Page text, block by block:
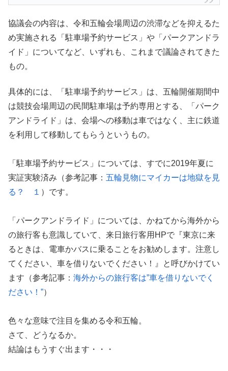
協議会の内容は、令和五輪会場周辺の渋滞などを抑えるた
め実施される「駐車場予約サービス」や「パークアンドラ
イド」についてなど、いずれも、これまで議論されてきた
もの。
具体的には、「駐車場予約サービス」は、五輪開催期間中
は競技会場周辺の民間駐車場は予約専用とする、「パーク
アンドライド」は、会場への移動は車ではなく、主に鉄道
を利用して移動してもらうというもの。
「駐車場予約サービス」については、すでに2019年夏に
実証実験済み（参考記事： 五輪見物にマイカーは地獄を見
る？ １ ）です。
「パークアンドライド」については、かねてから海外から
の旅行客も意識していて、来日旅行客用HPで『東京に来
るときは、電車かバスに乗ることをお勧めします。注意し
てください、車を借りないでください！』と呼びかけてい
ます（参考記事： 海外からの旅行客は”車を借りないでく
ださい！”）
色々な意味で注目を集める令和五輪。
さて、どうなるか。
結論はもうすぐ出ます・・・